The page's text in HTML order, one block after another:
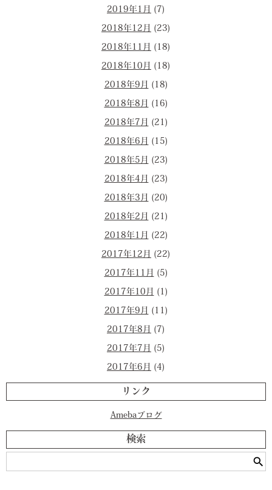
2019年1月 (7)
2018年12月 (23)
2018年11月 (18)
2018年10月 (18)
2018年9月 (18)
2018年8月 (16)
2018年7月 (21)
2018年6月 (15)
2018年5月 (23)
2018年4月 (23)
2018年3月 (20)
2018年2月 (21)
2018年1月 (22)
2017年12月 (22)
2017年11月 (5)
2017年10月 (1)
2017年9月 (11)
2017年8月 (7)
2017年7月 (5)
2017年6月 (4)
リンク
Amebaブログ
検索